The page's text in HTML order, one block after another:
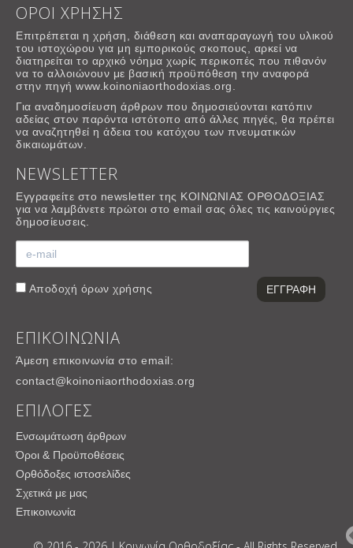
ΟΡΟΙ ΧΡΗΣΗΣ
Επιτρέπεται η χρήση, διάθεση και αναπαραγωγή του υλικού
του ιστοχώρου για μη εμπορικούς σκοπους, αρκεί να
διατηρείται το αρχικό νόημα χωρίς περικοπές που πιθανόν
να το αλλοιώνουν με βασική προϋπόθεση την αναφορά
στην πηγή www.koinoniaorthodoxias.org.
Για αναδημοσίευση άρθρων που δημοσιεύονται κατόπιν
αδείας στον παρόντα ιστότοπο από άλλες πηγές, θα πρέπει
να αναζητηθεί η άδεια του κατόχου των πνευματικών
δικαιωμάτων.
NEWSLETTER
Εγγραφείτε στο newsletter της ΚΟΙΝΩΝΙΑΣ ΟΡΘΟΔΟΞΙΑΣ
για να λαμβάνετε πρώτοι στο email σας όλες τις καινούργιες
δημοσίευσεις.
Αποδοχή όρων χρήσης
ΕΠΙΚΟΙΝΩΝΙΑ
Άμεση επικοινωνία στο email:
contact@koinoniaorthodoxias.org
ΕΠΙΛΟΓΕΣ
Ενσωμάτωση άρθρων
Όροι & Προϋποθέσεις
Ορθόδοξες ιστοσελίδες
Σχετικά με μας
Επικοινωνία